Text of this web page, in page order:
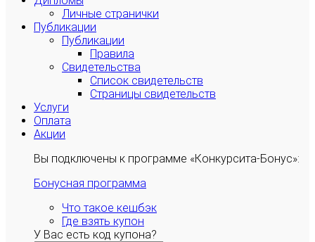
Личные странички
Публикации
Публикации
Правила
Свидетельства
Список свидетельств
Страницы свидетельств
Услуги
Оплата
Акции
Вы подключены к программе «Конкурсита-Бонус»:
Бонусная программа
Что такое кешбэк
Где взять купон
У Вас есть код купона?